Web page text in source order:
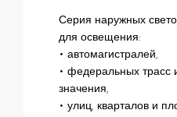
Серия наружных
для освещения:
• автомагистралей,
• федеральных трасс
значения,
• улиц, кварталов и